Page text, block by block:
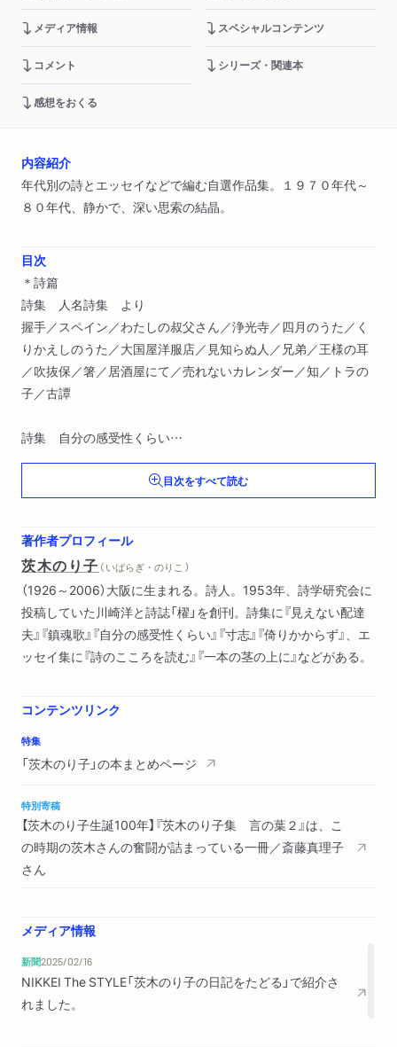
メディア情報 スペシャルコンテンツ
コメント シリーズ・関連本
感想をおくる
内容紹介
年代別の詩とエッセイなどで編む自選作品集。１９７０年代～
８０年代、静かで、深い思索の結晶。
目次
＊詩篇
詩集 人名詩集 より
握手／スペイン／わたしの叔父さん／浄光寺／四月のうた／く
りかえしのうた／大国屋洋服店／見知らぬ人／兄弟／王様の耳
／吹抜保／箸／居酒屋にて／売れないカレンダー／知／トラの
子／古譚
詩集 自分の感受性くらい
詩集と刺繍／癖／自分の感受性くらい／存在の哀れ／知命／青
年／青梅街道／二人の左官屋／夏の声／廃屋／孤独／友人／底
なし柄杓／波の音／顔／系図／木の実／四海波静／殴る／鍵
詩集 寸志 より
子供時代／高松塚／幾千年／問い／落ちこぼれ／おおとら／道
しるべ／冷えたビール／笑って／この失敗にもかかわらず／花
ゲリラ／聴く力／聞き星／言葉の化学／訪問／賑々しきなかの
／寸志／隣国語の森
金子光晴――その言葉たち／最晩年／山本安英の花／花一輪と
合わない／井伏鱒二の詩／散文／東北弁／百年目／清談につい
て／「戒語」と「愛語」／美しい言葉とは／おいてけぼり／いちど
泥棒／ものに会う ひとに会う（ソウル／全州／南原）
初出一覧
茨木のり子著作目録
目次をすべて読む
著作者プロフィール
茨木のり子 （ いばらぎ・のりこ ）
（1926～2006）大阪に生まれる。詩人。1953年、詩学研究会に
投稿していた川崎洋と詩誌「櫂」を創刊。詩集に『見えない配達
夫』『鎮魂歌』『自分の感受性くらい』『寸志』『倚りかからず』、エ
ッセイ集に『詩のこころを読む』『一本の茎の上に』などがある。
コンテンツリンク
特集
「茨木のり子」の本まとめページ
特別寄稿
【茨木のり子生誕100年】『茨木のり子集 言の葉２』は、こ
の時期の茨木さんの奮闘が詰まっている一冊／斎藤真理子
さん
メディア情報
新聞2025/02/16
NIKKEI The STYLE「茨木のり子の日記をたどる」で紹介さ
れました。